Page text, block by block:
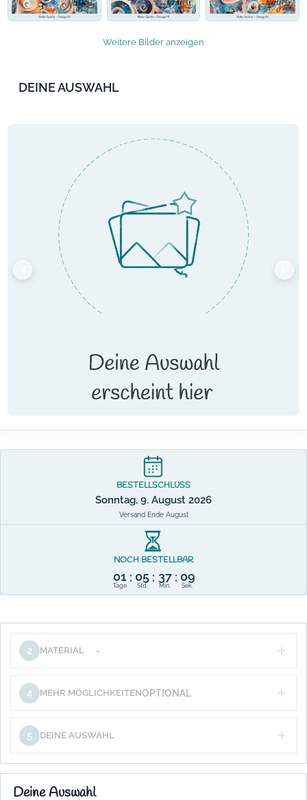
Weitere Bilder anzeigen
DEINE AUSWAHL
BESTELLSCHLUSS
Sonntag, 9. August 2026
Versand Ende August
NOCH BESTELLBAR
01
Tage
: 05
Std.
: 37
Min.
: 09
Sek.
2 MATERIAL -
4 MEHR MÖGLICHKEITENOPTIONAL
5 DEINE AUSWAHL
Deine Auswahl